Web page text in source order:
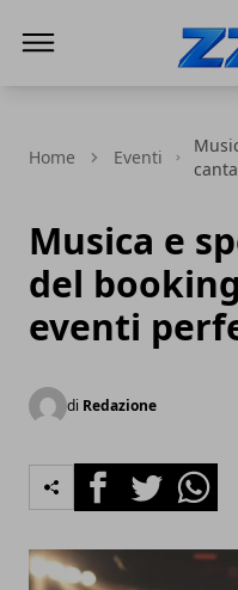
Home Eventi
Musica e
del
eventi
di Redazione
FacebookTwitter